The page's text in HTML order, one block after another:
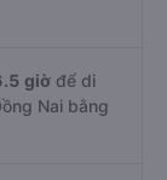
giờ để di
Nai bằng